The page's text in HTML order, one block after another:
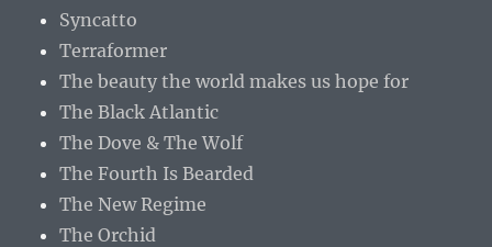
Syncatto
Terraformer
The beauty the world makes us hope for
The Black Atlantic
The Dove & The Wolf
The Fourth Is Bearded
The New Regime
The Orchid